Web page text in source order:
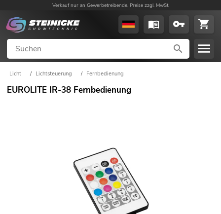
Verkauf nur an Gewerbetreibende. Preise zzgl. MwSt.
Licht / Lichtsteuerung / Fernbedienung
EUROLITE IR-38 Fernbedienung